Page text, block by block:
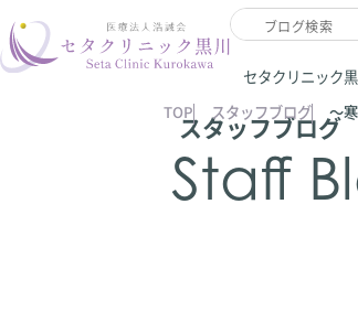
セタクリニック
スタッフブログ
Staff
TOP スタッフブログ 〜